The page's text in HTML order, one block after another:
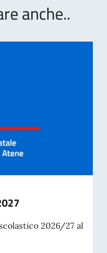
anche..
2026/27 al